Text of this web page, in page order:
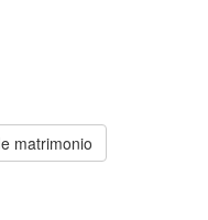
matrimonio